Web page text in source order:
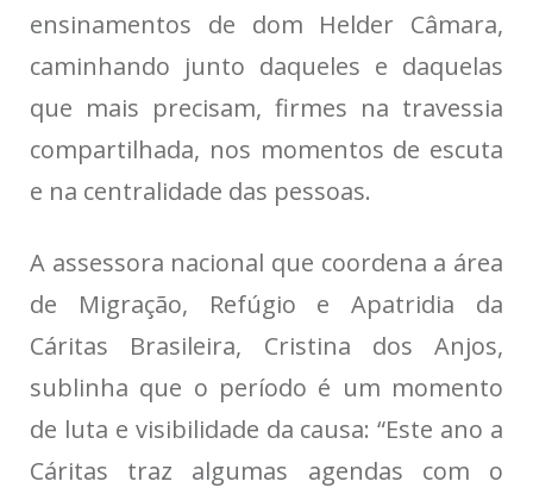
ensinamentos de dom Helder Câmara,
caminhando junto daqueles e daquelas
que mais precisam, firmes na travessia
compartilhada, nos momentos de escuta
e na centralidade das pessoas.
A assessora nacional que coordena a área
de Migração, Refúgio e Apatridia da
Cáritas Brasileira, Cristina dos Anjos,
sublinha que o período é um momento
de luta e visibilidade da causa: “Este ano a
Cáritas traz algumas agendas com o